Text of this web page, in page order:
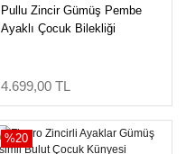
Pullu Zincir Gümüş Pembe
Ayaklı Çocuk Bilekliği
4.699,00 TL
%20